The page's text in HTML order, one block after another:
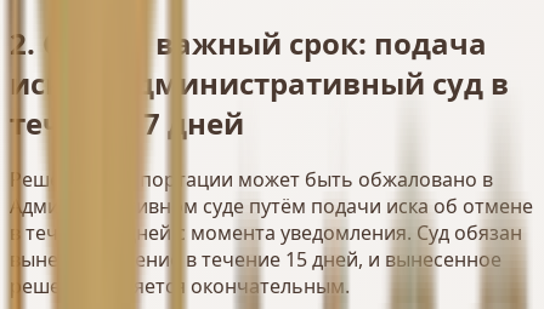
2. Самый важный срок: подача
иска в Административный суд в
течение 7 дней
Решение о депортации может быть обжаловано в
Административном суде путём подачи иска об отмене
в течение 7 дней с момента уведомления. Суд обязан
вынести решение в течение 15 дней, и вынесенное
решение является окончательным.